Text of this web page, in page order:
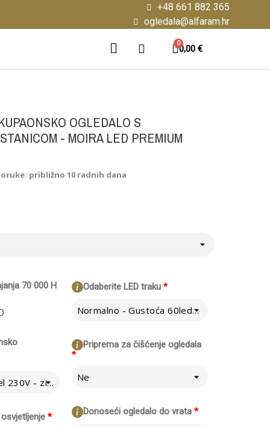
+48 661 882 365
ogledala@alfaram.hr
0,00 €
OGLEDALO S
- MOIRA LED PREMIUM
približno 10 radnih dana
70 000 H
Direktno na kabel 230V - zidni prekidač
*
*
Odaberite LED traku
Normalno - Gustoća 60led/m
*
Priprema za čišćenje ogledala
Ne
*
Donoseći ogledalo do vrata